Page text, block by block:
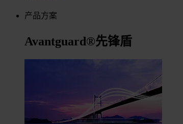
产品方案
Avantguard®先锋盾